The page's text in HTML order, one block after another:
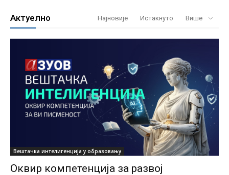
Актуелно Најновије Истакнуто Више
Вештачка интелигенција у образовању
Оквир компетенција за развој